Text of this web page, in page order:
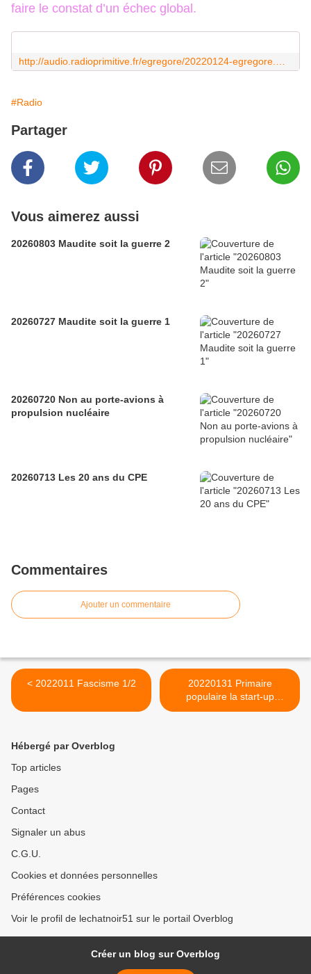
faire le constat d’un échec global.
#Radio
Partager
Vous aimerez aussi
20260803 Maudite soit la guerre 2
20260727 Maudite soit la guerre 1
20260720 Non au porte-avions à
propulsion nucléaire
20260713 Les 20 ans du CPE
Commentaires
Ajouter un commentaire
< 2022011 Fascisme 1/2
20220131 Primaire
populaire la start-up
politique. >
Hébergé par Overblog
Top articles
Pages
Contact
Signaler un abus
C.G.U.
Cookies et données personnelles
Préférences cookies
Voir le profil de lechatnoir51 sur le portail Overblog
Créer un blog sur Overblog